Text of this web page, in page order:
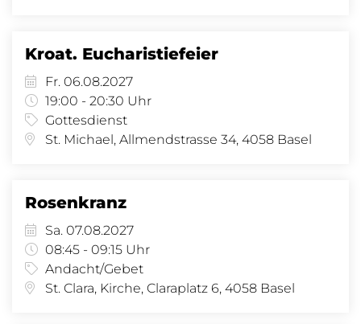
Kroat. Eucharistiefeier
Fr. 06.08.2027
19:00 - 20:30 Uhr
Gottesdienst
St. Michael, Allmendstrasse 34, 4058 Basel
Rosenkranz
Sa. 07.08.2027
08:45 - 09:15 Uhr
Andacht/Gebet
St. Clara, Kirche, Claraplatz 6, 4058 Basel